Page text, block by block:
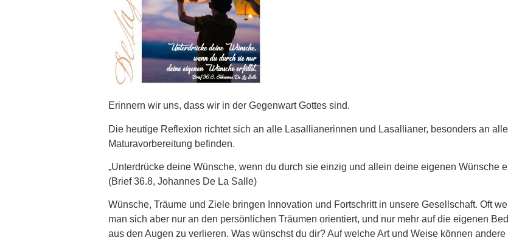
Erinnern wir uns, dass wir in der Gegenwart Gottes sind.
Die heutige Reflexion richtet sich an alle Lasallianerinnen und Lasallianer, besonders an
Maturavorbereitung befinden.
„Unterdrücke deine Wünsche, wenn du durch sie einzig und allein deine eigenen Wünsche
(Brief 36.8, Johannes De La Salle)
Wünsche, Träume und Ziele bringen Innovation und Fortschritt in unsere Gesellschaft. Oft
man sich aber nur an den persönlichen Träumen orientiert, und nur mehr auf die eigenen
aus den Augen zu verlieren. Was wünschst du dir? Auf welche Art und Weise können